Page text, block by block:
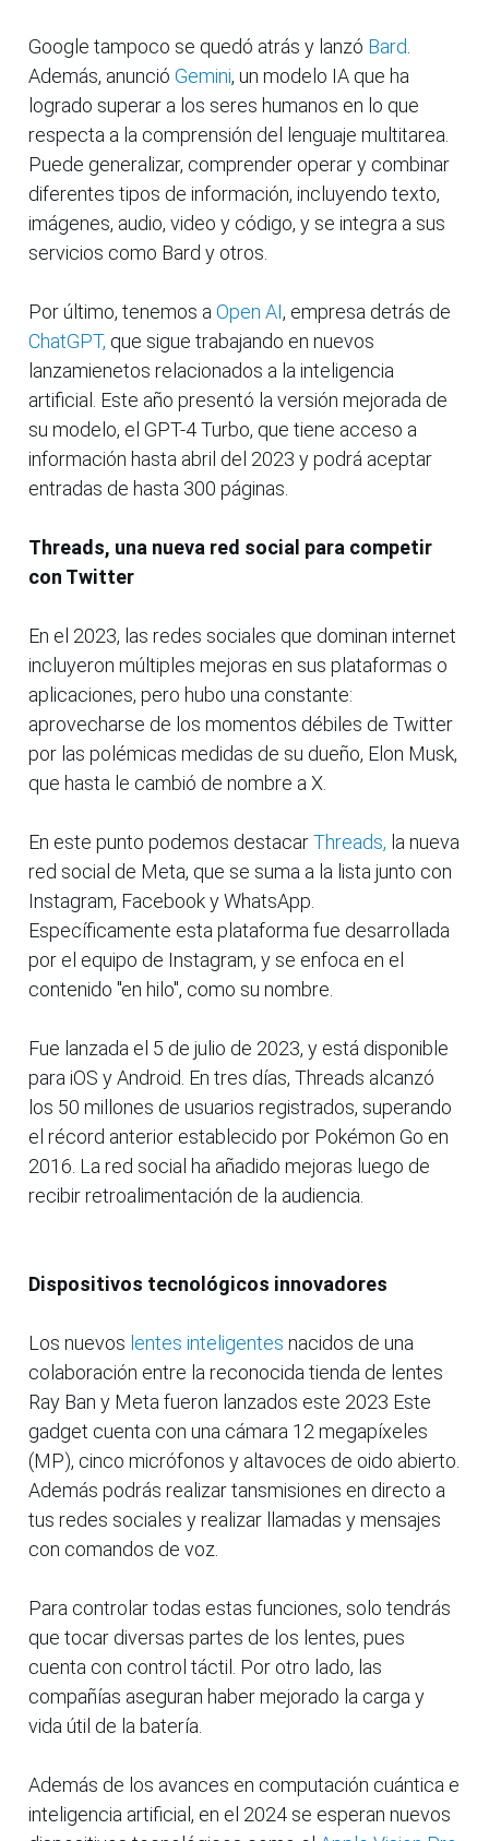
Google tampoco se quedó atrás y lanzó Bard
Además, anunció Gemini, un modelo IA que ha
logrado superar a los seres humanos en lo que
respecta a la comprensión del lenguaje multitarea.
Puede generalizar, comprender operar y combinar
diferentes tipos de información, incluyendo texto,
imágenes, audio, video y código, y se integra a sus
servicios como Bard y otros.
Por último, tenemos a Open AI, empresa detrás de
ChatGPT, que sigue trabajando en nuevos
lanzamienetos relacionados a la inteligencia
artificial. Este año presentó la versión mejorada de
su modelo, el GPT-4 Turbo, que tiene acceso a
información hasta abril del 2023 y podrá aceptar
entradas de hasta 300 páginas.
Threads, una nueva red social para competir
con Twitter
En el 2023, las redes sociales que dominan internet
incluyeron múltiples mejoras en sus plataformas o
aplicaciones, pero hubo una constante:
aprovecharse de los momentos débiles de Twitter
por las polémicas medidas de su dueño, Elon Musk,
que hasta le cambió de nombre a X.
En este punto podemos destacarThreads, la nueva
red social de Meta, que se suma a la lista junto con
Instagram, Facebook y WhatsApp.
Específicamente esta plataforma fue desarrollada
por el equipo de Instagram, y se enfoca en el
contenido "en hilo", como su nombre.
Fue lanzada el 5 de julio de 2023, y está disponible
para iOS y Android. En tres días, Threads alcanzó
los 50 millones de usuarios registrados, superando
el récord anterior establecido por Pokémon Go en
2016. La red social ha añadido mejoras luego de
recibir retroalimentación de la audiencia.
Dispositivos tecnológicos innovadores
Los nuevos lentes inteligentes nacidos de una
colaboración entre la reconocida tienda de lentes
Ray Ban y Meta fueron lanzados este 2023 Este
gadget cuenta con una cámara 12 megapíxeles
(MP), cinco micrófonos y altavoces de oido abierto.
Además podrás realizar tansmisiones en directo a
tus redes sociales y realizar llamadas y mensajes
con comandos de voz.
Para controlar todas estas funciones, solo tendrás
que tocar diversas partes de los lentes, pues
cuenta con control táctil. Por otro lado, las
compañías aseguran haber mejorado la carga y
vida útil de la batería.
Además de los avances en computación cuántica e
inteligencia artificial, en el 2024 se esperan nuevos